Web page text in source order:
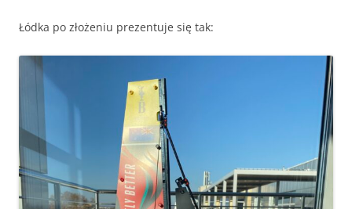
Łódka po złożeniu prezentuje się tak: